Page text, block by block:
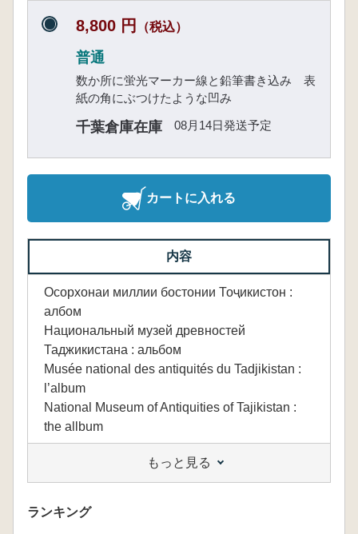
8,800 円 （税込）
普通
数か所に蛍光マーカー線と鉛筆書き込み 表
紙の角にぶつけたような凹み
千葉倉庫在庫 08月14日発送予定
カートに入れる
内容
Осорхонаи миллии бостонии Тоҷикистон :
албом
Национальный музей древностей
Таджикистана : альбом
Musée national des antiquités du Tadjikistan :
l’album
National Museum of Antiquities of Tajikistan :
the allbum
本文は(おそらく)タジク語、ロシア語、フラン
ス語、英語の併記
もっと見る
ランキング